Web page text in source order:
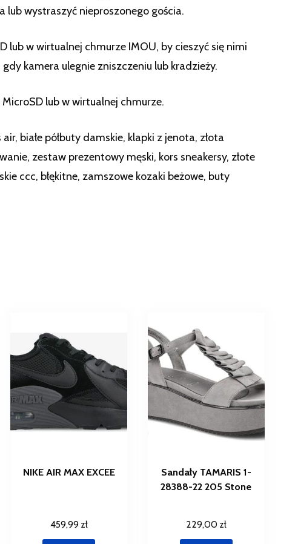
lub wystraszyć nieproszonego gościa.
lub w wirtualnej chmurze IMOU, by cieszyć się nimi
kamera ulegnie zniszczeniu lub kradzieży.
MicroSD lub w wirtualnej chmurze.
białe półbuty damskie, klapki z jenota, złota
zestaw prezentowy męski, kors sneakersy, złote
ccc, błękitne, zamszowe kozaki beżowe, buty
NIKE AIR MAX EXCEE
459,99 zł
Sandały TAMARIS 1-
28388-22 205 Stone
229,00 zł